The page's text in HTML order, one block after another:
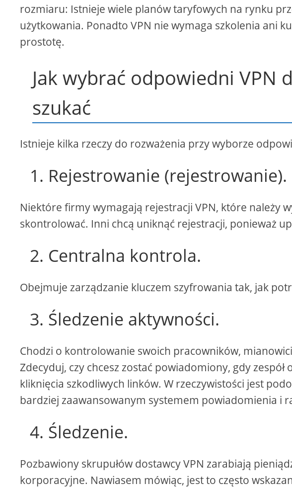
rozmiaru: Istnieje wiele planów taryfowych na rynku
użytkowania. Ponadto VPN nie wymaga szkolenia ani
prostotę.
Jak wybrać odpowiedni VPN
szukać
Istnieje kilka rzeczy do rozważenia przy wyborze
1. Rejestrowanie (rejestrowanie).
Niektóre firmy wymagają rejestracji VPN, które należy
skontrolować. Inni chcą uniknąć rejestracji, ponieważ
2. Centralna kontrola.
Obejmuje zarządzanie kluczem szyfrowania tak, jak
3. Śledzenie aktywności.
Chodzi o kontrolowanie swoich pracowników,
Zdecyduj, czy chcesz zostać powiadomiony, gdy
kliknięcia szkodliwych linków. W rzeczywistości jest
bardziej zaawansowanym systemem powiadomienia i
4. Śledzenie.
Pozbawiony skrupułów dostawcy VPN zarabiają
korporacyjne. Nawiasem mówiąc, jest to często